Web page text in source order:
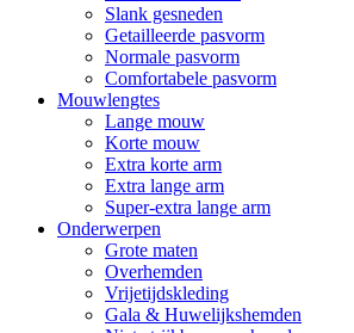
Slank gesneden
Getailleerde pasvorm
Normale pasvorm
Comfortabele pasvorm
Mouwlengtes
Lange mouw
Korte mouw
Extra korte arm
Extra lange arm
Super-extra lange arm
Onderwerpen
Grote maten
Overhemden
Vrijetijdskleding
Gala & Huwelijkshemden